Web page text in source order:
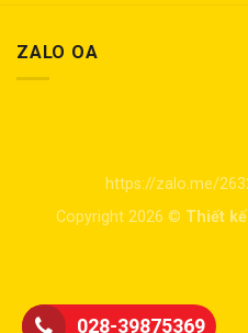
ZALO OA
https://zalo.me/
Copyright 2026 © Thiết
028-39875369